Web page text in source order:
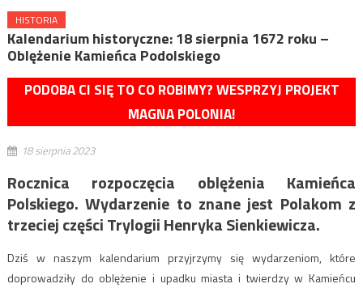
HISTORIA
Kalendarium historyczne: 18 sierpnia 1672 roku –
Oblężenie Kamieńca Podolskiego
PODOBA CI SIĘ TO CO ROBIMY? WESPRZYJ PROJEKT
MAGNA POLONIA!
18 sierpnia 2023
Rocznica rozpoczęcia oblężenia Kamieńca
Polskiego. Wydarzenie to znane jest Polakom z
trzeciej części Trylogii Henryka Sienkiewicza.
Dziś w naszym kalendarium przyjrzymy się wydarzeniom, które
doprowadziły do oblężenie i upadku miasta i twierdzy w Kamieńcu